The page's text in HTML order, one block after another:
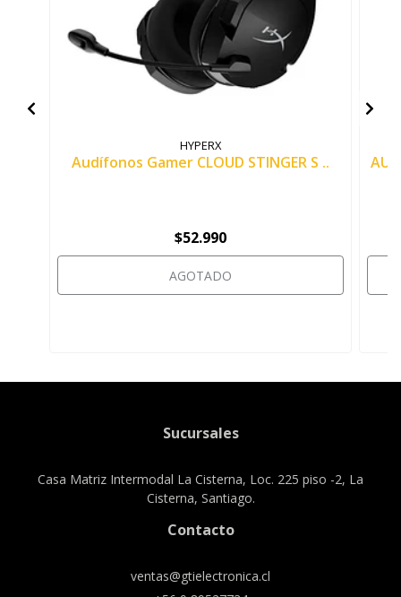
HYPERX
Audífonos Gamer CLOUD STINGER S ..
$52.990
AGOTADO
Sucursales
Casa Matriz Intermodal La Cisterna, Loc. 225 piso -2, La
Cisterna, Santiago.
Contacto
ventas@gtielectronica.cl